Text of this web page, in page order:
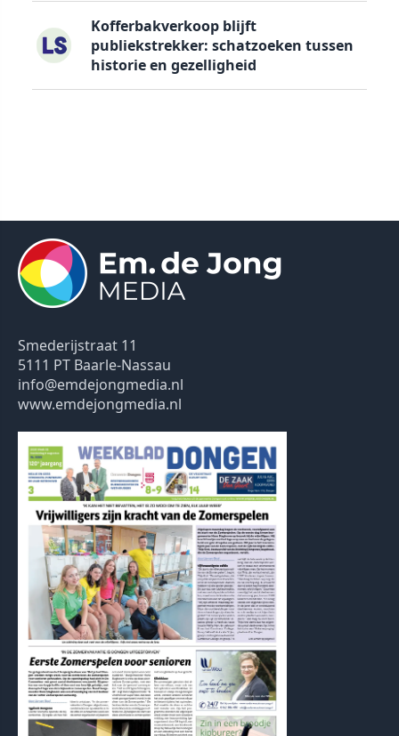
Kofferbakverkoop blijft
publiekstrekker: schatzoeken tussen
historie en gezelligheid
Smederijstraat 11
5111 PT Baarle-Nassau
info@emdejongmedia.nl
www.emdejongmedia.nl